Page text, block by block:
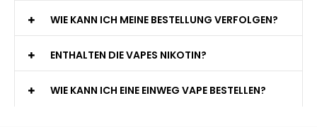
WIE KANN ICH MEINE BESTELLUNG VERFOLGEN?
ENTHALTEN DIE VAPES NIKOTIN?
WIE KANN ICH EINE EINWEG VAPE BESTELLEN?